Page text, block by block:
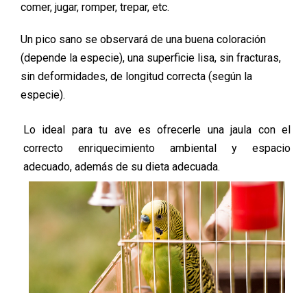
comer, jugar, romper, trepar, etc.
Un pico sano se observará de una buena coloración
(depende la especie), una superficie lisa, sin fracturas,
sin deformidades, de longitud correcta (según la
especie).
Lo ideal para tu ave es ofrecerle una jaula con el
correcto enriquecimiento ambiental y espacio
adecuado, además de su dieta adecuada.